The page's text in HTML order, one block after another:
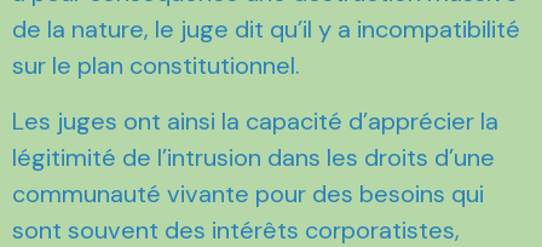
de la nature, le juge dit qu’il y a incompatibilité
sur le plan constitutionnel.
Les juges ont ainsi la capacité d’apprécier la
légitimité de l’intrusion dans les droits d’une
communauté vivante pour des besoins qui
sont souvent des intérêts corporatistes,